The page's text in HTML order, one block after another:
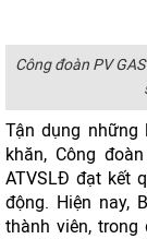
Công đoàn PV
Tận dụng
khăn, Công
ATVSLĐ đạt kết
động. Hiện nay,
thành viên, trong